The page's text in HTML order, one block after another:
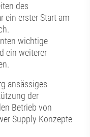
des
ein erster Start am
wichtige
ein weiterer
ansässiges
der
Betrieb von
Supply Konzepte